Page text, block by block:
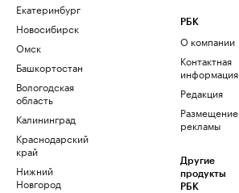
Екатеринбург
Новосибирск
Омск
Башкортостан
Вологодская
область
Калининград
Краснодарский
край
Нижний
Новгород
РБК
О компании
Контактная
информация
Редакция
Размещение
рекламы
Другие
продукты
РБК